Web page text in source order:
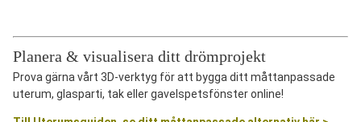
Planera & visualisera ditt drömprojekt
Prova gärna vårt 3D-verktyg för att bygga ditt måttanpassade
uterum, glasparti, tak eller gavelspetsfönster online!